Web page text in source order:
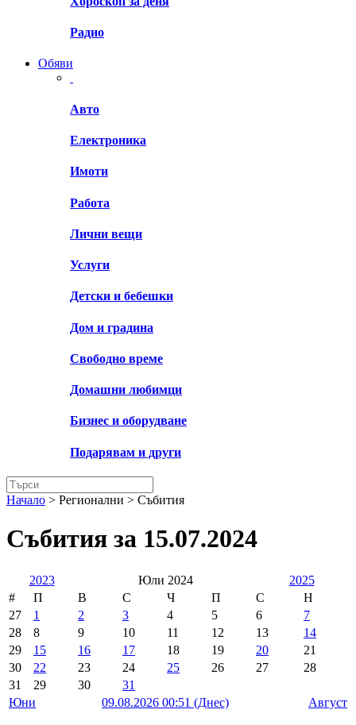
Радио
Обяви
Авто
Електроника
Имоти
Работа
Лични вещи
Услуги
Детски и бебешки
Дом и градина
Свободно време
Домашни любимци
Бизнес и оборудване
Подарявам и други
Начало > Регионални > Събития
Събития за 15.07.2024
2023 Юли 2024
2025
#
П В С Ч П С
Н
27
1 2 3 4 5 6
7
28
8 9 10 11 12 13
14
29
15 16 17 18 19 20
21
30
22 23 24 25 26 27
28
31
29 30
31
Юни
09.08.2026 00:51 (Днес) Август